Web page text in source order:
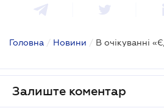
Головна / Новини / В очікуванні
Залиште коментар